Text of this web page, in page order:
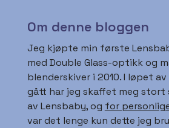
Om denne bloggen
Jeg kjøpte min første
med Double Glass-optikk og
blenderskiver i 2010. I løpet
gått har jeg skaffet meg stort
av Lensbaby, og for
var det lenge kun dette jeg